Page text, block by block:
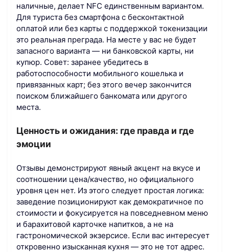
наличные, делает NFC единственным вариантом.
Для туриста без смартфона с бесконтактной
оплатой или без карты с поддержкой токенизации
это реальная преграда. На месте у вас не будет
запасного варианта — ни банковской карты, ни
купюр. Совет: заранее убедитесь в
работоспособности мобильного кошелька и
привязанных карт; без этого вечер закончится
поиском ближайшего банкомата или другого
места.
Ценность и ожидания: где правда и где
эмоции
Отзывы демонстрируют явный акцент на вкусе и
соотношении цена/качество, но официального
уровня цен нет. Из этого следует простая логика:
заведение позиционируют как демократичное по
стоимости и фокусируется на повседневном меню
и барахитовой карточке напитков, а не на
гастрономической экзерсисе. Если вас интересует
откровенно изысканная кухня — это не тот адрес.